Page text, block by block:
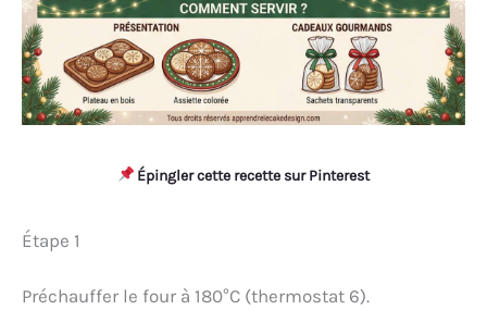
Épingler cette recette sur Pinterest
Étape 1
Préchauffer le four à 180°C (thermostat 6).